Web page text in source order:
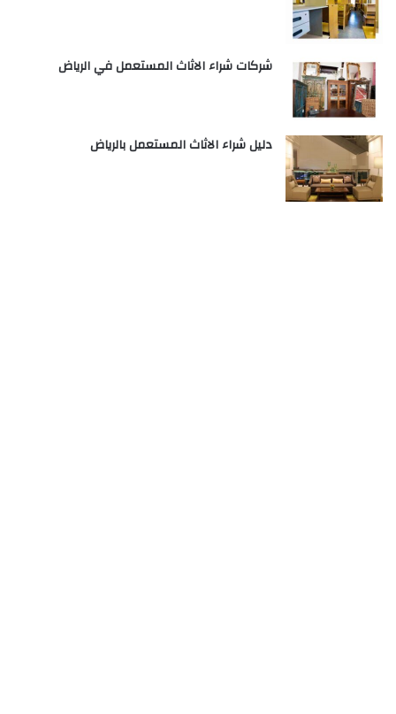
شركات شراء الاثاث المستعمل في الرياض
دليل شراء الاثاث المستعمل بالرياض